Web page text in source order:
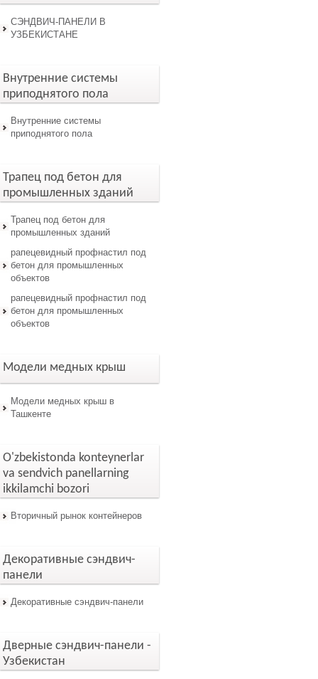
СЭНДВИЧ-ПАНЕЛИ В
УЗБЕКИСТАНЕ
Внутренние системы
приподнятого пола
Внутренние системы
приподнятого пола
Трапец под бетон для
промышленных зданий
Трапец под бетон для
промышленных зданий
рапецевидный профнастил под
бетон для промышленных
объектов
рапецевидный профнастил под
бетон для промышленных
объектов
Модели медных крыш
Модели медных крыш в
Ташкенте
O'zbekistonda konteynerlar
va sendvich panellarning
ikkilamchi bozori
Вторичный рынок контейнеров
Декоративные сэндвич-
панели
Декоративные сэндвич-панели
Дверные сэндвич-панели -
Узбекистан